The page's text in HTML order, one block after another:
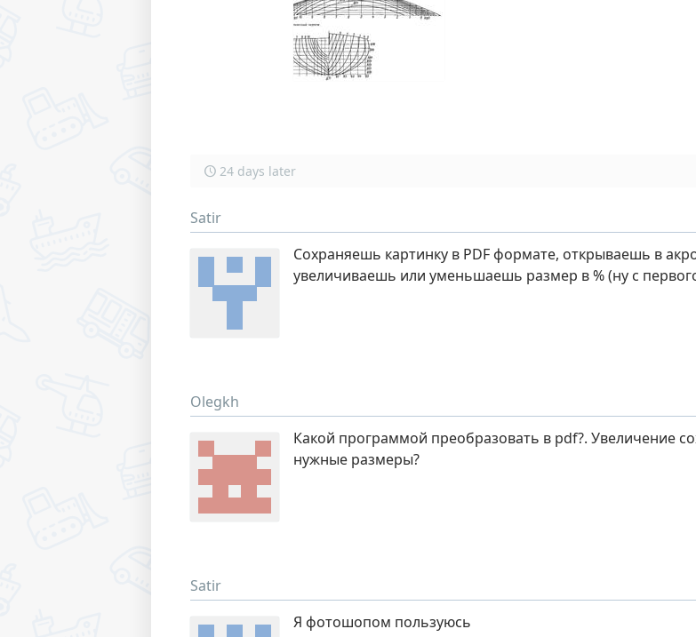
24 days later
Satir
Сохраняешь картинку в PDF формате, открываешь в
увеличиваешь или уменьшаешь размер в % (ну с
Olegkh
Какой программой преобразовать в pdf?. Увеличение
нужные размеры?
Satir
Я фотошопом пользуюсь